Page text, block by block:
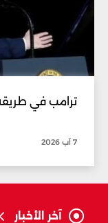
ترامب في طريقه
7 آب 2026
آخر الأخبار